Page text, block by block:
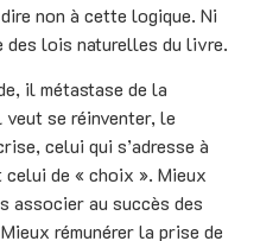
non à cette logique. Ni
des lois naturelles du livre.
il métastase de la
veut se réinventer, le
celui qui s’adresse à
celui de « choix ». Mieux
associer au succès des
rémunérer la prise de